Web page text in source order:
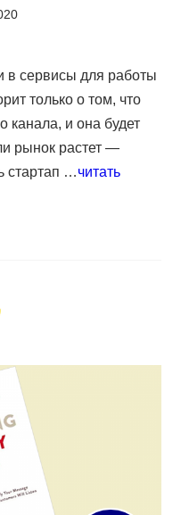
сервисы для работы
только о том, что
канала, и она будет
рынок растет —
стартап …читать